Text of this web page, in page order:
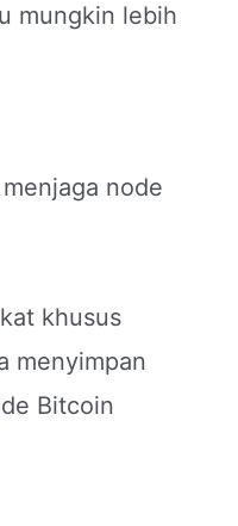
mungkin lebih
node
khusus
menyimpan
Bitcoin